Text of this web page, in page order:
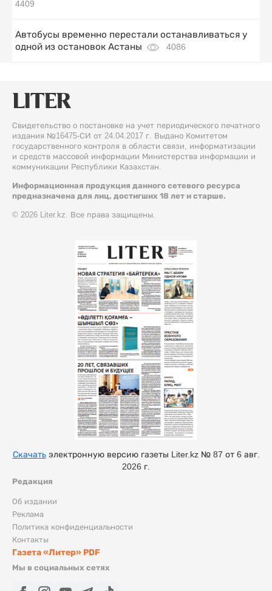
4409
Автобусы временно перестали останавливаться у
одной из остановок Астаны
4086
Свидетельство о постановке на учет периодического печатного
издания №16475-СИ от 24.04.2017 г. Выдано Комитетом
государственного контроля в области связи, информатизации
и средств массовой информации Министерства информации и
коммуникации Республики Казахстан.
Информационная продукция данного сетевого ресурса
предназначена для лиц, достигших 18 лет и старше.
© 2026 Liter.kz. Все права защищены.
Редакция
Об издании
Реклама
Политика конфиденциальности
Контакты
Газета «Литер» PDF
Мы в социальных сетях
Скачатьэлектронную версию газеты Liter.kz № 87 от 6 авг.
2026 г.